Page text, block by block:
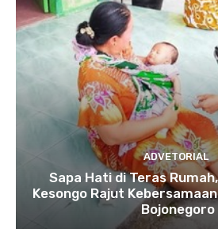
ADVETORIAL
Sapa Hati di Teras
Kesongo Rajut
Bojonegoro